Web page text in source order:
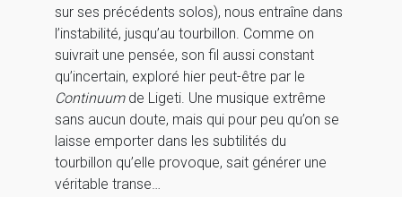
sur ses précédents solos), nous entraîne dans
l’instabilité, jusqu’au tourbillon. Comme on
suivrait une pensée, son fil aussi constant
qu’incertain, exploré hier peut-être par le
Continuumde Ligeti. Une musique extrême
sans aucun doute, mais qui pour peu qu’on se
laisse emporter dans les subtilités du
tourbillon qu’elle provoque, sait générer une
véritable transe…